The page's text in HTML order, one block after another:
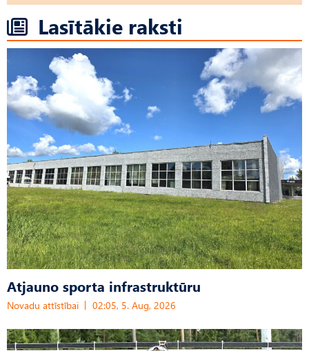
Lasītākie raksti
Atjauno sporta infrastruktūru
Novadu attīstībai 02:05, 5. Aug, 2026